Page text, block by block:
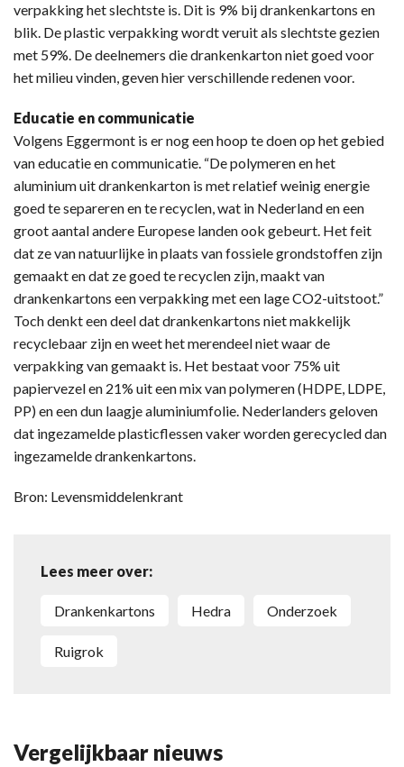
verpakking het slechtste is. Dit is 9% bij drankenkartons en
blik. De plastic verpakking wordt veruit als slechtste gezien
met 59%. De deelnemers die drankenkarton niet goed voor
het milieu vinden, geven hier verschillende redenen voor.
Educatie en communicatie
Volgens Eggermont is er nog een hoop te doen op het gebied
van educatie en communicatie. “De polymeren en het
aluminium uit drankenkarton is met relatief weinig energie
goed te separeren en te recyclen, wat in Nederland en een
groot aantal andere Europese landen ook gebeurt. Het feit
dat ze van natuurlijke in plaats van fossiele grondstoffen zijn
gemaakt en dat ze goed te recyclen zijn, maakt van
drankenkartons een verpakking met een lage CO2-uitstoot.”
Toch denkt een deel dat drankenkartons niet makkelijk
recyclebaar zijn en weet het merendeel niet waar de
verpakking van gemaakt is. Het bestaat voor 75% uit
papiervezel en 21% uit een mix van polymeren (HDPE, LDPE,
PP) en een dun laagje aluminiumfolie. Nederlanders geloven
dat ingezamelde plasticflessen vaker worden gerecycled dan
ingezamelde drankenkartons.
Bron: Levensmiddelenkrant
Lees meer over:
Drankenkartons Hedra Onderzoek
Ruigrok
Vergelijkbaar nieuws